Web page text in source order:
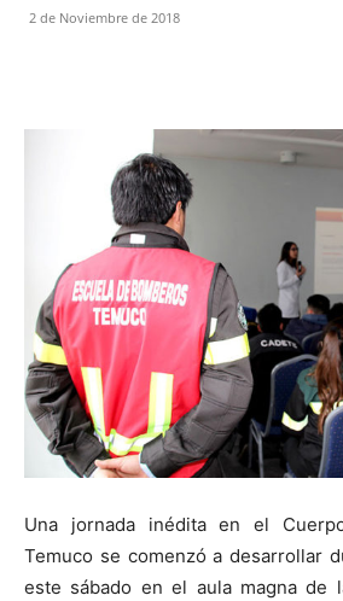
2 de Noviembre de 2018
Una jornada inédita en el
Temuco se comenzó a desarrollar
este sábado en el aula magna de